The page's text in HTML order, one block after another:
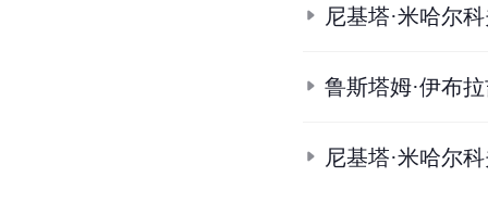
尼基塔·米哈尔
鲁斯塔姆·伊布
尼基塔·米哈尔